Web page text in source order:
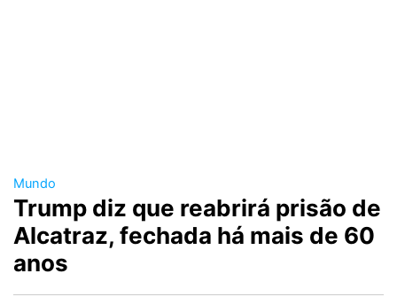
Mundo
Trump diz que reabrirá prisão de
Alcatraz, fechada há mais de 60
anos